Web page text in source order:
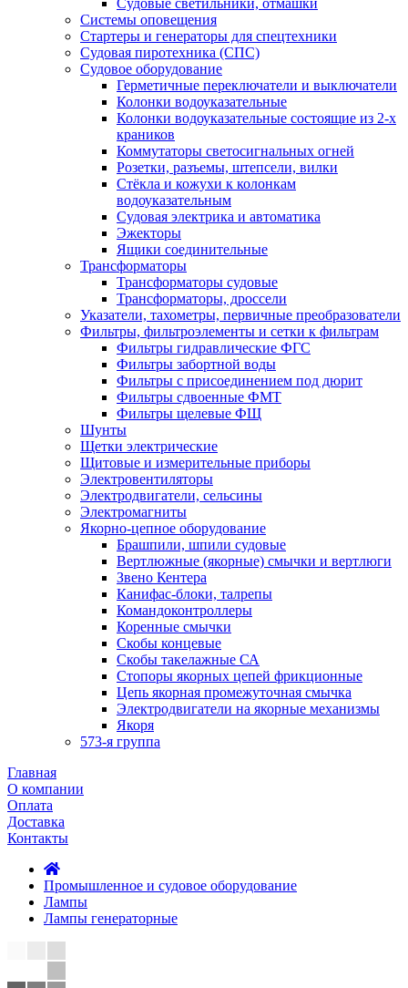
Системы оповещения
Стартеры и генераторы для спецтехники
Судовая пиротехника (СПС)
Судовое оборудование
Герметичные переключатели и выключатели
Колонки водоуказательные
Колонки водоуказательные состоящие из 2-х
краников
Коммутаторы светосигнальных огней
Розетки, разъемы, штепсели, вилки
Стёкла и кожухи к колонкам
водоуказательным
Судовая электрика и автоматика
Эжекторы
Ящики соединительные
Трансформаторы
Трансформаторы судовые
Трансформаторы, дроссели
Указатели, тахометры, первичные преобразователи
Фильтры, фильтроэлементы и сетки к фильтрам
Фильтры гидравлические ФГС
Фильтры забортной воды
Фильтры с присоединением под дюрит
Фильтры сдвоенные ФМТ
Фильтры щелевые ФЩ
Шунты
Щетки электрические
Щитовые и измерительные приборы
Электровентиляторы
Электродвигатели, сельсины
Электромагниты
Якорно-цепное оборудование
Брашпили, шпили судовые
Вертлюжные (якорные) смычки и вертлюги
Звено Кентера
Канифас-блоки, талрепы
Командоконтроллеры
Коренные смычки
Скобы концевые
Скобы такелажные СА
Стопоры якорных цепей фрикционные
Цепь якорная промежуточная смычка
Электродвигатели на якорные механизмы
Якоря
573-я группа
Главная
О компании
Оплата
Доставка
Контакты
Промышленное и судовое оборудование
Лампы
Лампы генераторные